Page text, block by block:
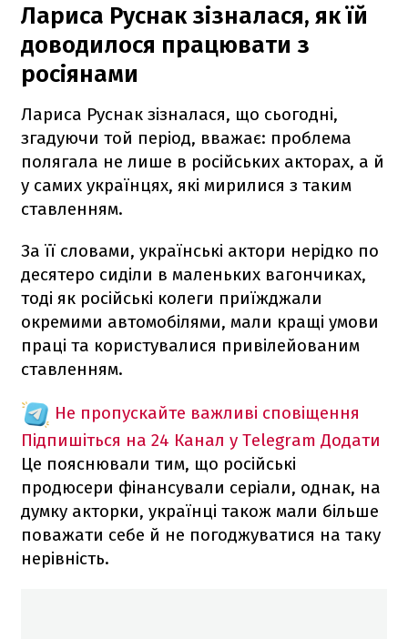
Лариса Руснак зізналася, як їй
доводилося працювати з
росіянами
Лариса Руснак зізналася, що сьогодні,
згадуючи той період, вважає: проблема
полягала не лише в російських акторах, а й
у самих українцях, які мирилися з таким
ставленням.
За її словами, українські актори нерідко по
десятеро сиділи в маленьких вагончиках,
тоді як російські колеги приїжджали
окремими автомобілями, мали кращі умови
праці та користувалися привілейованим
ставленням.
Не пропускайте важливі сповіщення
Підпишіться на 24 Канал у Telegram Додати
Це пояснювали тим, що російські
продюсери фінансували серіали, однак, на
думку акторки, українці також мали більше
поважати себе й не погоджуватися на таку
нерівність.